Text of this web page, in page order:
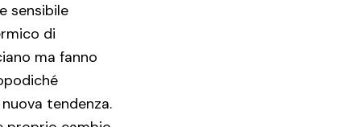
sensibile
di
ma fanno
tendenza.